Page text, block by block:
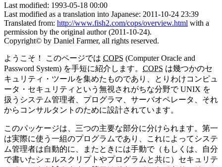
Last modified: 1993-05-18 00:00
Last modified as a translation into Japanese: 2011-10-24 23:39
Translated from: http://www.fish2.com/cops/overview.html with a
permission by the original author (2011-10-24).
Copyright© by Daniel Farmer, all rights reserved.
ようこそ！ このページでは COPS (Computer Oracle and
Password System) を手短に紹介します。 COPS は幾つかのセ
キュリティ・ツールを集めたものであり、とりわけコンピュ
ータ・セキュリティという無視されがちな分野で UNIX を
扱うシステム管理者、プログラマ、サーバオペレータ、それ
からコンサルタントのために設計されています。
このパッケージは、三つの主要な部分に分けられます。第一
は実際に使う一組のプログラムであり、これによってシステ
ム管理者は自動的に、またときには手動で（もしくは、自分
で書いたシェルスクリプトやプログラムと共に）セキュリテ